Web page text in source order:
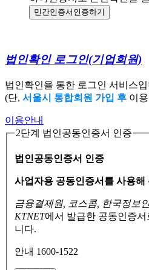
민간인증서 인증하기
법인확인 로그인(기업회원)
법인확인을 통한 로그인 서비스
(단, 서울시 통합회원 가입 후 이
이용안내
2단계 법인공동인증서 인증
법인공동인증서 인증
사업자용 공동인증서를 사용해
금융결제원, 코스콤, 한국정보
KTNET에서 발급한 공동인증서
니다.
안내 1600-1522